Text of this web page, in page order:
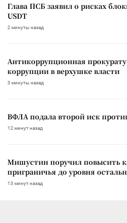
Глава ПСБ заявил о рисках
USDT
2 минуты назад
Антикоррупционная
коррупции в верхушке власти
3 минуты назад
ВФЛА подала второй иск
12 минут назад
Мишустин поручил повысить
приграничья до уровня
13 минут назад